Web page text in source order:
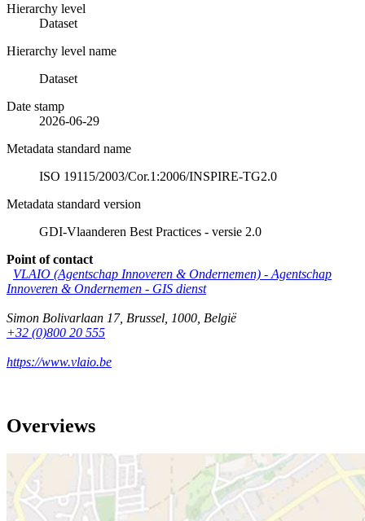
Hierarchy level
Dataset
Hierarchy level name
Dataset
Date stamp
2026-06-29
Metadata standard name
ISO 19115/2003/Cor.1:2006/INSPIRE-TG2.0
Metadata standard version
GDI-Vlaanderen Best Practices - versie 2.0
Point of contact
VLAIO (Agentschap Innoveren & Ondernemen) - Agentschap
Innoveren & Ondernemen - GIS dienst
Simon Bolivarlaan 17, Brussel 1000 België
+32 (0)800 20 555
https://www.vlaio.be
Overviews